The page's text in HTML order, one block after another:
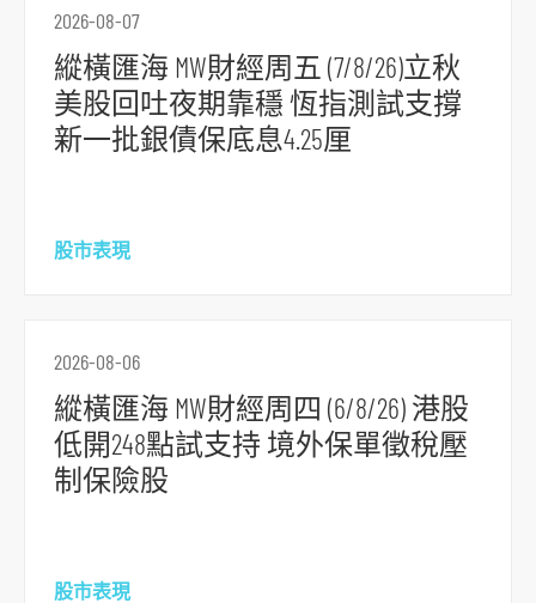
2026-08-07
縱橫匯海 MW財經周五 (7/8/26)立秋
美股回吐夜期靠穩 恆指測試支撐
新一批銀債保底息4.25厘
股市表現
2026-08-06
縱橫匯海 MW財經周四 (6/8/26) 港股
低開248點試支持 境外保單徵稅壓
制保險股
股市表現